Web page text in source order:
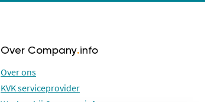
Over Company.info
Over ons
KVK serviceprovider